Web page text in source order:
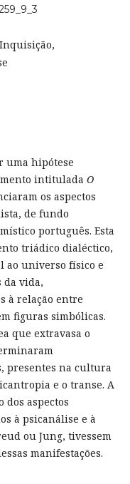
uma hipótese
intitulada O
os aspectos
de fundo
português. Esta
triádico dialéctico,
ao universo físico e
da vida,
à relação entre
figuras simbólicas.
que extravasa o
presentes na cultura
e o transe. A
dos aspectos
à psicanálise e à
ou Jung, tivessem
manifestações.